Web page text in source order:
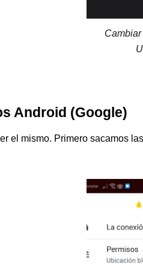
Android (Google)
el mismo. Primero sacamos